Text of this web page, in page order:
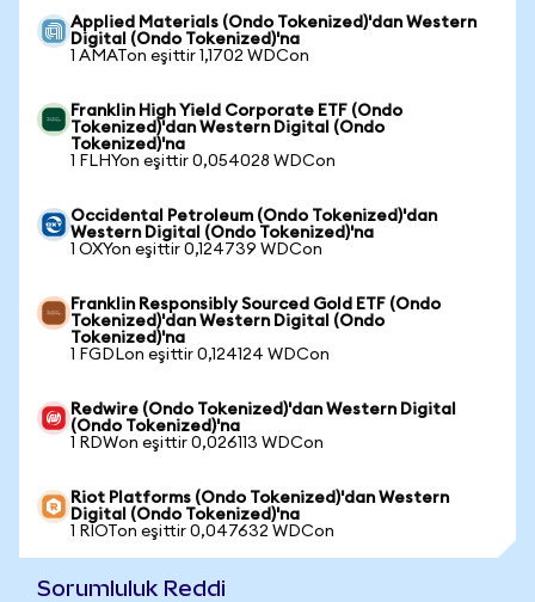
Applied Materials (Ondo Tokenized)'dan Western
Digital (Ondo Tokenized)'na
1 AMATon eşittir 1,1702 WDCon
Franklin High Yield Corporate ETF (Ondo
Tokenized)'dan Western Digital (Ondo
Tokenized)'na
1 FLHYon eşittir 0,054028 WDCon
Occidental Petroleum (Ondo Tokenized)'dan
Western Digital (Ondo Tokenized)'na
1 OXYon eşittir 0,124739 WDCon
Franklin Responsibly Sourced Gold ETF (Ondo
Tokenized)'dan Western Digital (Ondo
Tokenized)'na
1 FGDLon eşittir 0,124124 WDCon
Redwire (Ondo Tokenized)'dan Western Digital
(Ondo Tokenized)'na
1 RDWon eşittir 0,026113 WDCon
Riot Platforms (Ondo Tokenized)'dan Western
Digital (Ondo Tokenized)'na
1 RIOTon eşittir 0,047632 WDCon
Sorumluluk Reddi